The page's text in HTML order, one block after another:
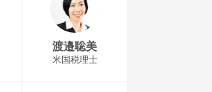
渡邉聡美
米国税理士